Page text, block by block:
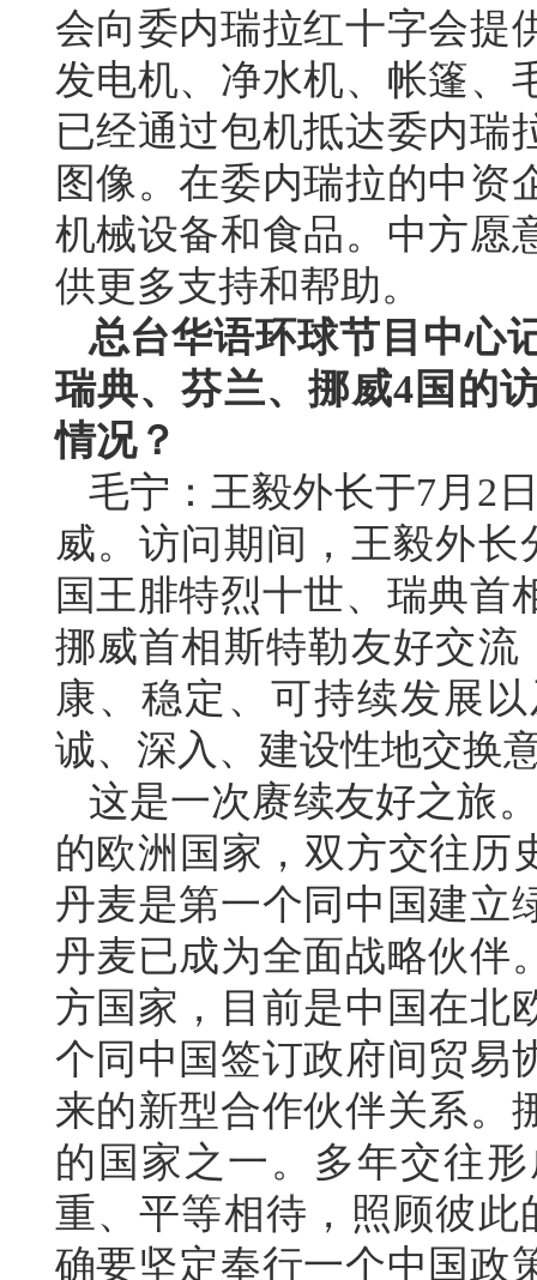
会向委内瑞拉红十字会提
发电机、净水机、帐篷、
已经通过包机抵达委内瑞
图像。在委内瑞拉的中资
机械设备和食品。中方愿
供更多支持和帮助。
总台华语环球节目中心
瑞典、芬兰、挪威4国的
情况？
毛宁： 王毅外长于7月2
威。访问期间，王毅外
国王腓特烈十世、瑞典首
挪威首相斯特勒友好交
康、稳定、可持续发展
诚、深入、建设性地交换
这是一次赓续友好之旅
的欧洲国家，双方交往历
丹麦是第一个同中国建立
丹麦已成为全面战略伙伴
方国家，目前是中国在北
个同中国签订政府间贸易
来的新型合作伙伴关系。
的国家之一。多年交往
重、平等相待，照顾彼
确要坚定奉行一个中国政